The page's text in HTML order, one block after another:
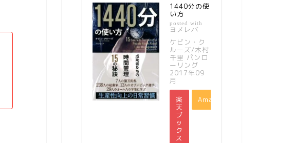
1440分の使
い方
posted with
ヨメレバ
ケビン・ク
ルーズ/木村
千里 パンロ
ーリング
2017年09
月
楽
天
ブ
ッ
ク
ス
Amazon